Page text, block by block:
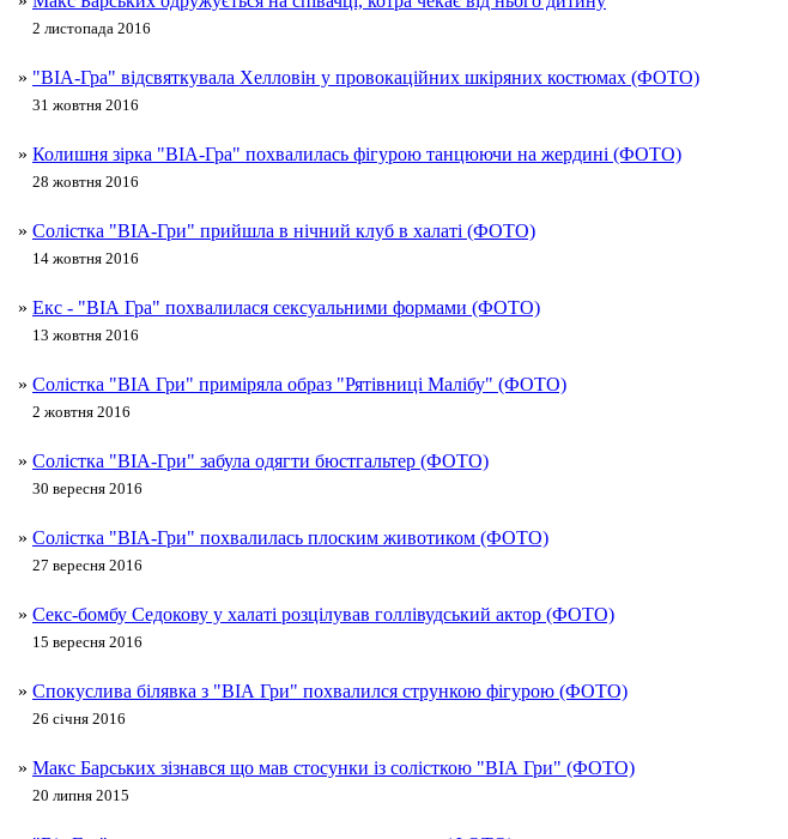
2 листопада 2016
» "ВІА-Гра" відсвяткувала Хелловін у провокаційних шкіряних костюмах (ФОТО)
31 жовтня 2016
» Колишня зірка "ВІА-Гра" похвалилась фігурою танцюючи на жердині (ФОТО)
28 жовтня 2016
» Солістка "ВІА-Гри" прийшла в нічний клуб в халаті (ФОТО)
14 жовтня 2016
» Екс - "ВІА Гра" похвалилася сексуальними формами (ФОТО)
13 жовтня 2016
» Солістка "ВІА Гри" приміряла образ "Рятівниці Малібу" (ФОТО)
2 жовтня 2016
» Солістка "ВІА-Гри" забула одягти бюстгальтер (ФОТО)
30 вересня 2016
» Солістка "ВІА-Гри" похвалилась плоским животиком (ФОТО)
27 вересня 2016
» Секс-бомбу Седокову у халаті розцілував голлівудський актор (ФОТО)
15 вересня 2016
» Спокуслива білявка з "ВІА Гри" похвалился стрункою фігурою (ФОТО)
26 січня 2016
» Макс Барських зізнався що мав стосунки із солісткою "ВІА Гри" (ФОТО)
20 липня 2015